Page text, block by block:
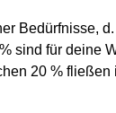
Bedürfnisse,
sind für deine
20 % fließen